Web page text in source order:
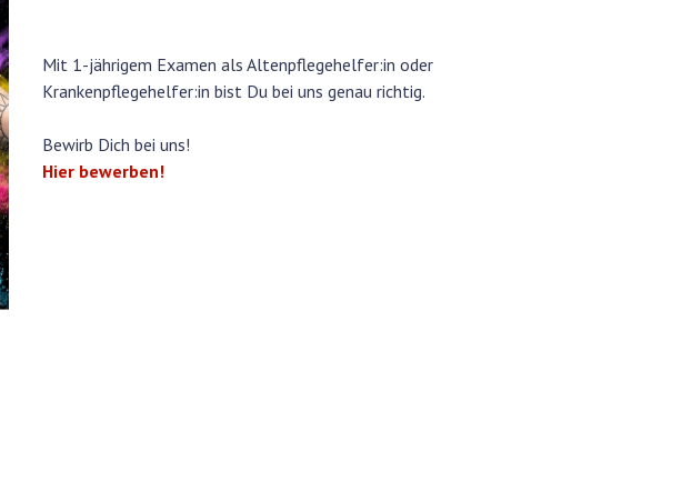
Mit 1-jährigem Examen als Altenpflegehelfer:in oder
Krankenpflegehelfer:in bist Du bei uns genau richtig.
Bewirb Dich bei uns!
Hier bewerben!